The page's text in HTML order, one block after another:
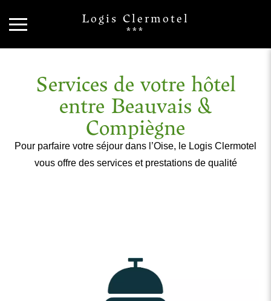
Logis Clermotel
***
Services de votre hôtel
entre Beauvais &
Compiègne
Pour parfaire votre séjour dans l’Oise, le Logis Clermotel
vous offre des services et prestations de qualité